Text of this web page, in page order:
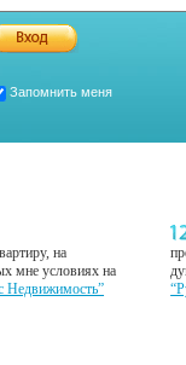
Запомнить меня
на
мне условиях на
Недвижимость”